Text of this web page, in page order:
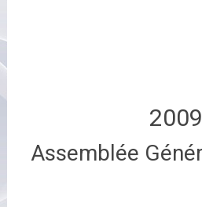
2009
Assemblée